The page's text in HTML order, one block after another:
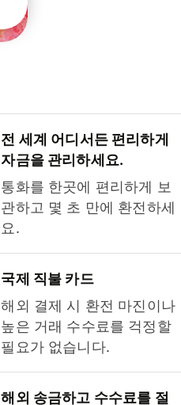
전 세계 어디서든 편리하게
자금을 관리하세요.
통화를 한곳에 편리하게 보
관하고 몇 초 만에 환전하세
요.
국제 직불 카드
해외 결제 시 환전 마진이나
높은 거래 수수료를 걱정할
필요가 없습니다.
해외 송금하고 수수료를 절